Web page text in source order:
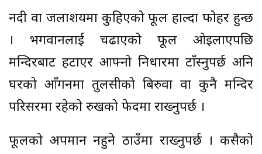
नदी वा जलाशयमा कुहिएको फूल हाल्दा फोहर हुन्छ
। भगवानलाई चढाएको फूल ओइलाएपछि
मन्दिरबाट हटाएर आफ्नो निधारमा टाँस्नुपर्छ अनि
घरको आँगनमा तुलसीको बिरुवा वा कुनै मन्दिर
परिसरमा रहेको रुखको फेदमा राख्नुपर्छ ।
फूलको अपमान नहुने ठाउँमा राख्नुपर्छ । कसैको